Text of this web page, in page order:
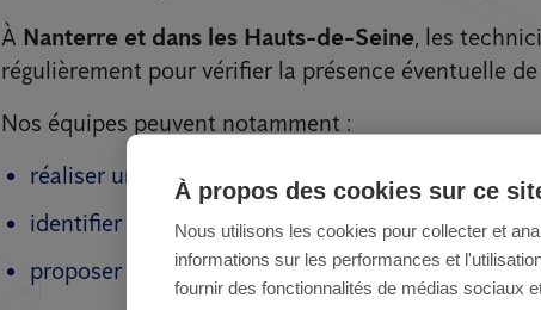
À Nanterre et dans les Hauts-de-Seine, les
régulièrement pour vérifier la présence éventuelle
Nos équipes peuvent notamment :
réaliser un
diagnostic termites complet
identifier les zones sensibles du bâtiment
proposer une
solution de traitement adaptée à
À propos des cookies sur ce
Nous utilisons les cookies pour collecter et
informations sur les performances et
fournir des fonctionnalités de médias sociaux